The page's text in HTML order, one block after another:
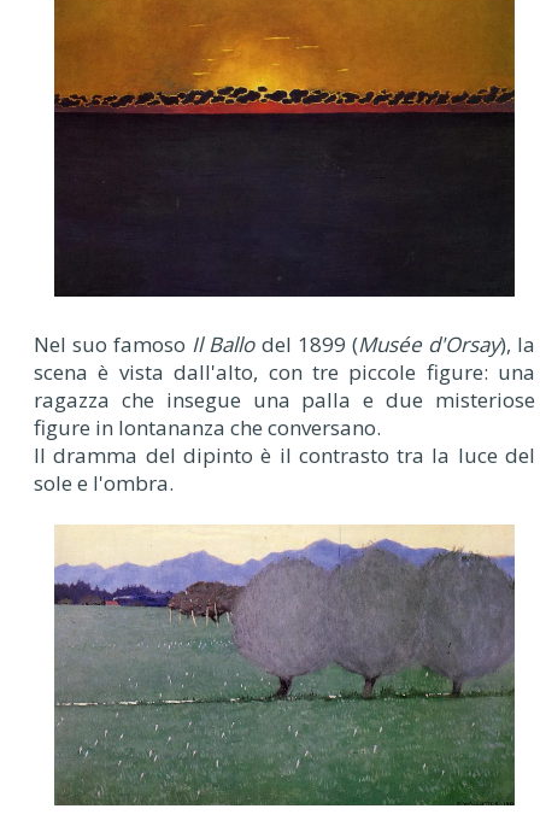
Nel suo famoso Il Ballodel 1899 (Musée d'Orsay), la
scena è vista dall'alto, con tre piccole figure: una
ragazza che insegue una palla e due misteriose
figure in lontananza che conversano.
Il dramma del dipinto è il contrasto tra la luce del
sole e l'ombra.